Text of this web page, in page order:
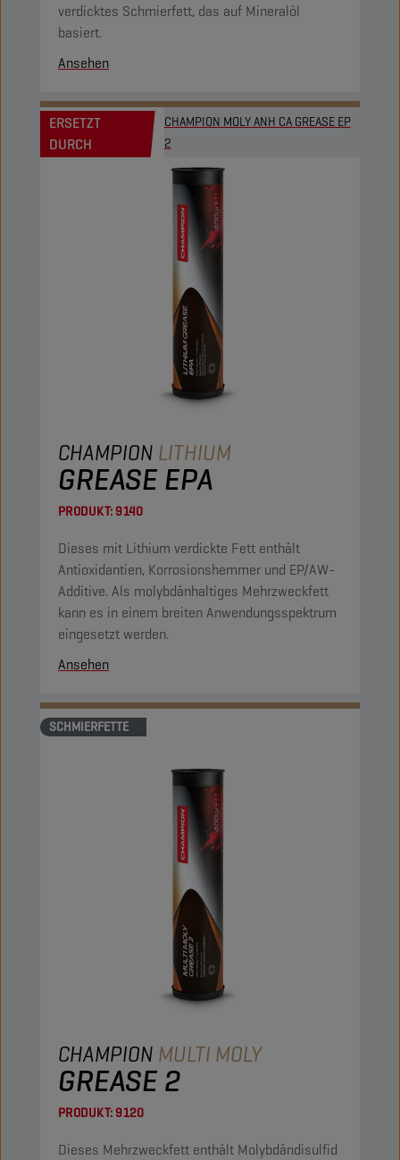
verdicktes Schmierfett, das auf Mineralöl
basiert.
Ansehen
ERSETZT
DURCH
CHAMPION MOLY ANH CA GREASE EP
2
CHAMPION LITHIUM
GREASE EPA
PRODUKT:9140
Dieses mit Lithium verdickte Fett enthält
Antioxidantien, Korrosionshemmer und EP/AW-
Additive. Als molybdänhaltiges Mehrzweckfett
kann es in einem breiten Anwendungsspektrum
eingesetzt werden.
Ansehen
SCHMIERFETTE
CHAMPION MULTI MOLY
GREASE 2
PRODUKT:9120
Dieses Mehrzweckfett enthält Molybdändisulfid